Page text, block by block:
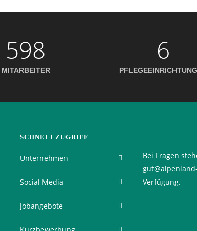
598
MITARBEITER
6
SCHNELLZUGRIFF
Unternehmen
Social Media
Jobangebote
Bei Fragen
Verfügung.